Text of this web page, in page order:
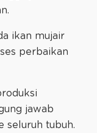
ikan mujair
perbaikan
jawab
seluruh tubuh.